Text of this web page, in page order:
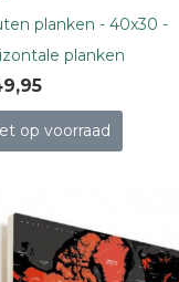
planken - 40x30 -
planken
,95
op voorraad